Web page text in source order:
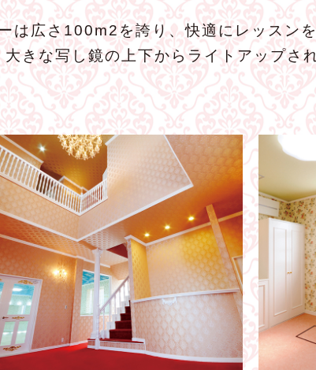
は広さ100m2を誇り、快適にレッスン
きな写し鏡の上下からライトアップさ